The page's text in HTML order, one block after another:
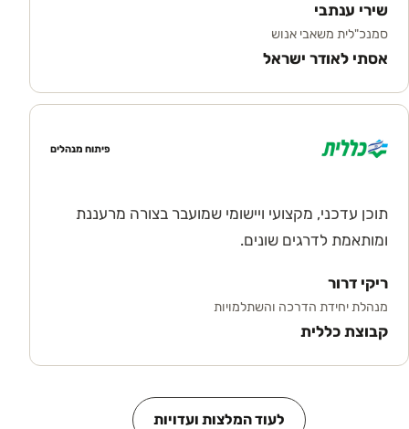
שירי ענתבי
סמנכ"לית משאבי אנוש
אסתי לאודר ישראל
פיתוח מנהלים
תוכן עדכני, מקצועי ויישומי שמועבר בצורה מרעננת
ומותאמת לדרגים שונים.
ריקי דרור
מנהלת יחידת הדרכה והשתלמויות
קבוצת כללית
לעוד המלצות ועדויות